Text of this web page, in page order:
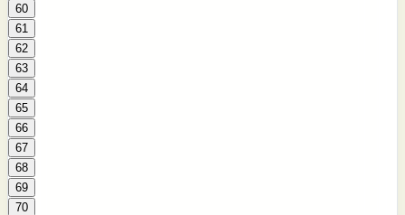
60
61
62
63
64
65
66
67
68
69
70